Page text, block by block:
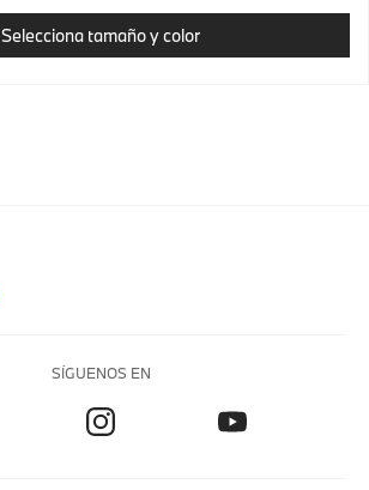
Selecciona tamaño y color
SÍGUENOS EN